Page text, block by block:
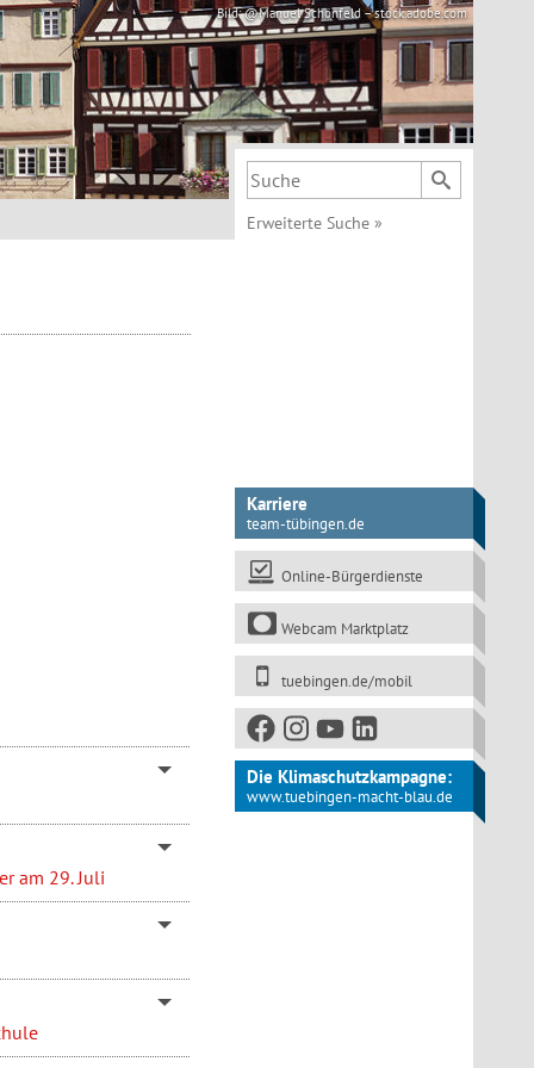
Bild: @Manuel Schönfeld – stock.adobe.com
Suchbegriff
Erweiterte Suche »
am 29. Juli
Karriere
team-tübingen.de
Online-Bürgerdienste
Webcam Marktplatz
tuebingen.de/mobil
Die Klimaschutzkampagne:
www.tuebingen-macht-blau.de